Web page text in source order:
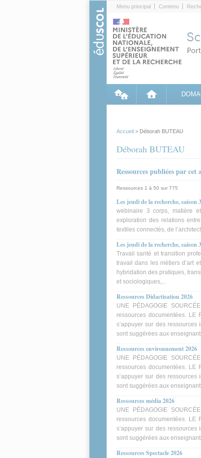
Menu principal Contenu
Accueil > Déborah BUTEAU
Déborah BUTEAU
Ressources publiées par
Ressources 1 à 50 sur 775
Les jeudi de la recherche, saison
webinaire 3 corps, matière
exploration des relations
textiles connectés, de
Les jeudi de la recherche, saison
Travail santé et transition
travail dans les métiers d’art
hybridation des pratiques,
et sociologiques,...
Ressources Didactisation 2026
UNE PÉDAGOGIE
ressources documentées. LE
s’appuyer sur des
sont suggérées aux
Ressources environnement 2026
UNE PÉDAGOGIE
ressources documentées. LE
s’appuyer sur des
sont suggérées aux
Ressources média 2026
UNE PÉDAGOGIE
ressources documentées. LE
s’appuyer sur des
sont suggérées aux
Ressources Spectacle 2026